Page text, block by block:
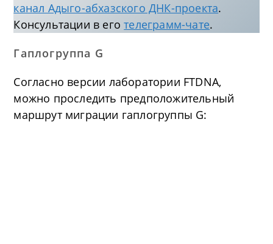
канал Адыго-абхазского ДНК-проекта.
Консультации в еготелеграмм-чате.
Гаплогруппа G
Согласно версии лаборатории FTDNA,
можно проследить предположительный
маршрут миграции гаплогруппы G: